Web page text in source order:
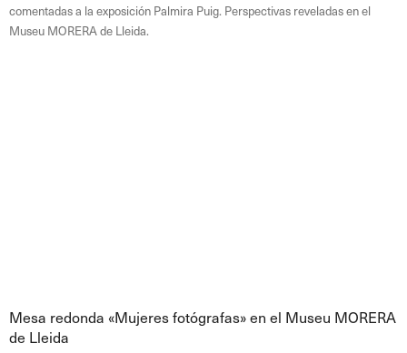
comentadas a la exposición Palmira Puig. Perspectivas reveladas en el
Museu MORERA de Lleida.
Mesa redonda «Mujeres fotógrafas» en el Museu MORERA
de Lleida